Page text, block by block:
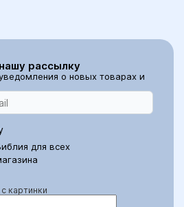
рассылку
о новых товарах и
для всех
картинки